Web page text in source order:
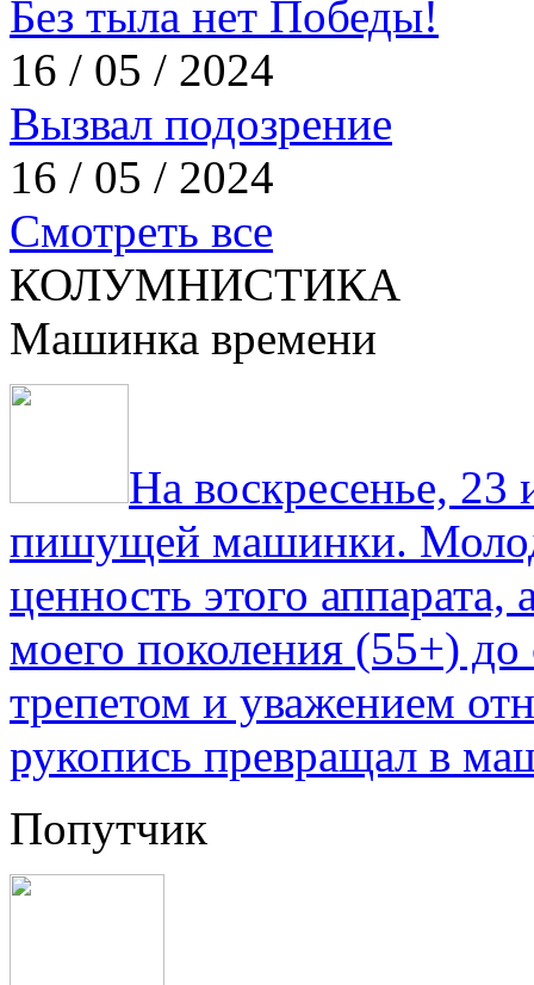
Без тыла нет Победы!
16 / 05 / 2024
Вызвал подозрение
16 / 05 / 2024
Смотреть все
КОЛУМНИСТИКА
Машинка времени
На воскресенье,
пишущей машинки.
ценность этого
моего поколения (55+) до
трепетом и уважением
рукопись превращал в
Попутчик